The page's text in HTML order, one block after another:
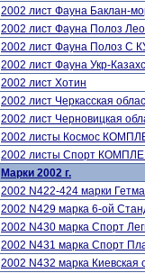
2002 лист Фауна Баклан-
2002 лист Фауна Полоз
2002 лист Фауна Полоз С
2002 лист Фауна Укр-
2002 лист Хотин
2002 лист Черкасская
2002 лист Черновицкая
2002 листы Космос
2002 листы Спорт
Марки 2002 г.
2002 N422-424 марки
2002 N429 марка 6-ой
2002 N430 марка Спорт
2002 N431 марка Спорт
2002 N432 марка Киевская